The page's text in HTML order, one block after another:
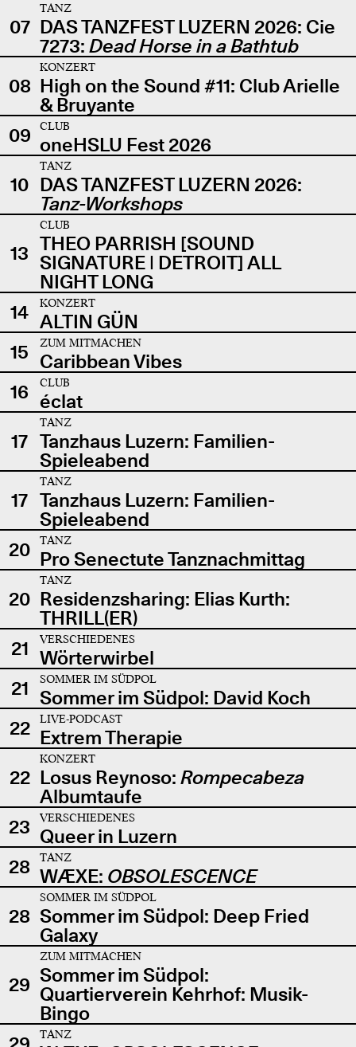
07
TANZ
DAS TANZFEST LUZERN 2026: Cie
7273: Dead Horse in a Bathtub
08
KONZERT
High on the Sound #11: Club Arielle
& Bruyante
09
CLUB
oneHSLU Fest 2026
10
TANZ
DAS TANZFEST LUZERN 2026:
Tanz-Workshops
13
CLUB
THEO PARRISH [SOUND
SIGNATURE | DETROIT] ALL
NIGHT LONG
14
KONZERT
ALTIN GÜN
15
ZUM MITMACHEN
Caribbean Vibes
16
CLUB
éclat
17
TANZ
Tanzhaus Luzern: Familien-
Spieleabend
17
TANZ
Tanzhaus Luzern: Familien-
Spieleabend
20
TANZ
Pro Senectute Tanznachmittag
20
TANZ
Residenzsharing: Elias Kurth:
THRILL(ER)
21
VERSCHIEDENES
Wörterwirbel
21
SOMMER IM SÜDPOL
Sommer im Südpol: David Koch
22
LIVE-PODCAST
Extrem Therapie
22
KONZERT
Losus Reynoso: Rompecabeza
Albumtaufe
23
VERSCHIEDENES
Queer in Luzern
28
TANZ
WÆXE: OBSOLESCENCE
28
SOMMER IM SÜDPOL
Sommer im Südpol: Deep Fried
Galaxy
29
ZUM MITMACHEN
Sommer im Südpol:
Quartierverein Kehrhof: Musik-
Bingo
TANZ